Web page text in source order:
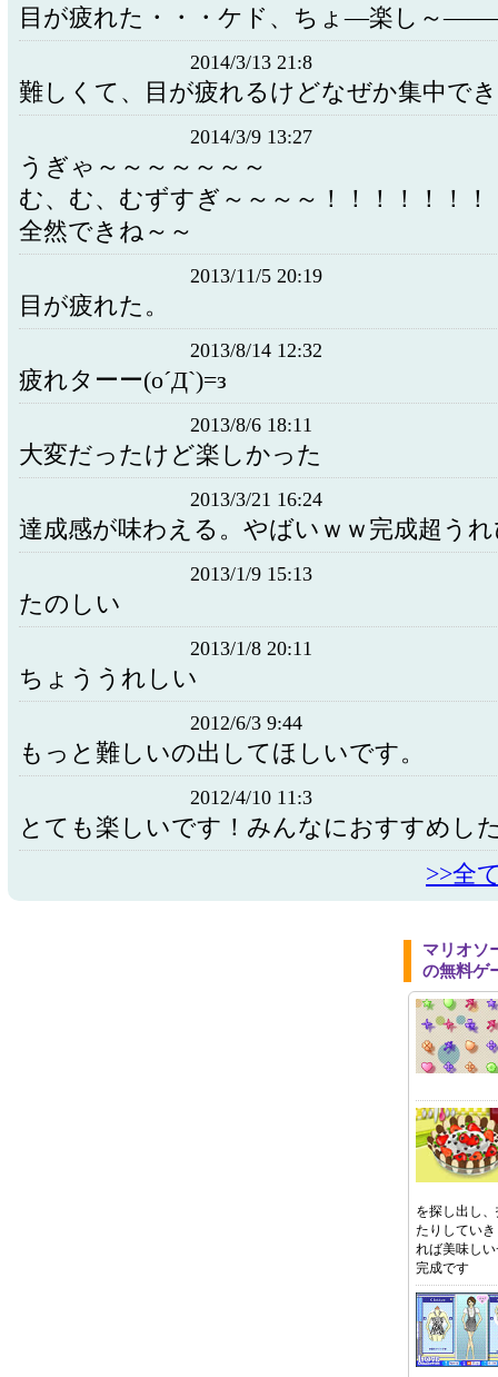
目が疲れた・・・ケド、ちょ―楽し～
2014/3/13 21:8
難しくて、目が疲れるけどなぜか集中で
2014/3/9 13:27
うぎゃ～～～～～～～
む、む、むずすぎ～～～～！！！！！！！
全然できね～～
2013/11/5 20:19
目が疲れた。
2013/8/14 12:32
疲れターー(o´Д`)=з
2013/8/6 18:11
大変だったけど楽しかった
2013/3/21 16:24
達成感が味わえる。やばいｗｗ完成超う
2013/1/9 15:13
たのしい
2013/1/8 20:11
ちょううれしい
2012/6/3 9:44
もっと難しいの出してほしいです。
2012/4/10 11:3
とても楽しいです！みんなにおすすめし
>>全
マリオソ
の無料ゲ
を探し出し
たりしてい
れば美味し
完成です